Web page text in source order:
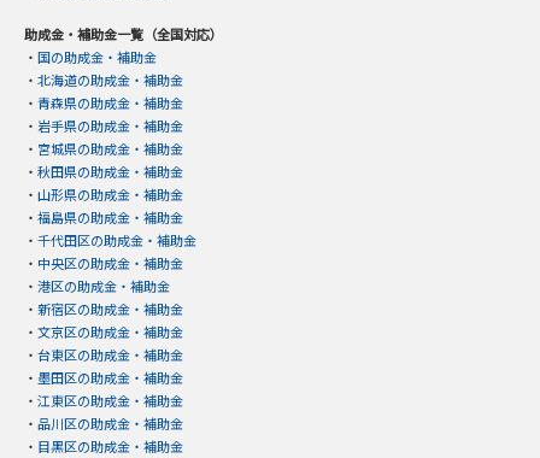
助成金・補助金一覧（全国対応）
・ 国の助成金・補助金
・ 北海道の助成金・補助金
・ 青森県の助成金・補助金
・ 岩手県の助成金・補助金
・ 宮城県の助成金・補助金
・ 秋田県の助成金・補助金
・ 山形県の助成金・補助金
・ 福島県の助成金・補助金
・ 千代田区の助成金・補助金
・ 中央区の助成金・補助金
・ 港区の助成金・補助金
・ 新宿区の助成金・補助金
・ 文京区の助成金・補助金
・ 台東区の助成金・補助金
・ 墨田区の助成金・補助金
・ 江東区の助成金・補助金
・ 品川区の助成金・補助金
・ 目黒区の助成金・補助金